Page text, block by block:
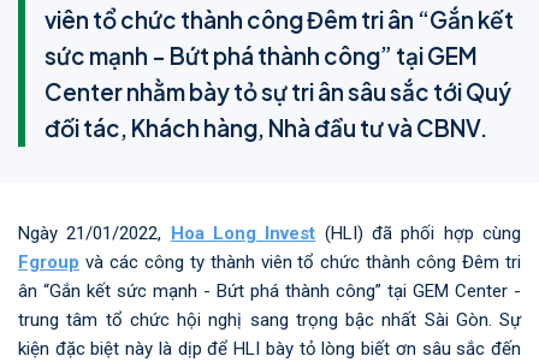
viên tổ chức thành công Đêm tri ân “Gắn kết
sức mạnh - Bứt phá thành công” tại GEM
Center nhằm bày tỏ sự tri ân sâu sắc tới Quý
đối tác, Khách hàng, Nhà đầu tư và CBNV.
Ngày 21/01/2022, Hoa Long Invest (HLI) đã phối hợp cùng
Fgroup và các công ty thành viên tổ chức thành công Đêm tri
ân “Gắn kết sức mạnh - Bứt phá thành công” tại GEM Center -
trung tâm tổ chức hội nghị sang trọng bậc nhất Sài Gòn. Sự
kiện đặc biệt này là dịp để HLI bày tỏ lòng biết ơn sâu sắc đến